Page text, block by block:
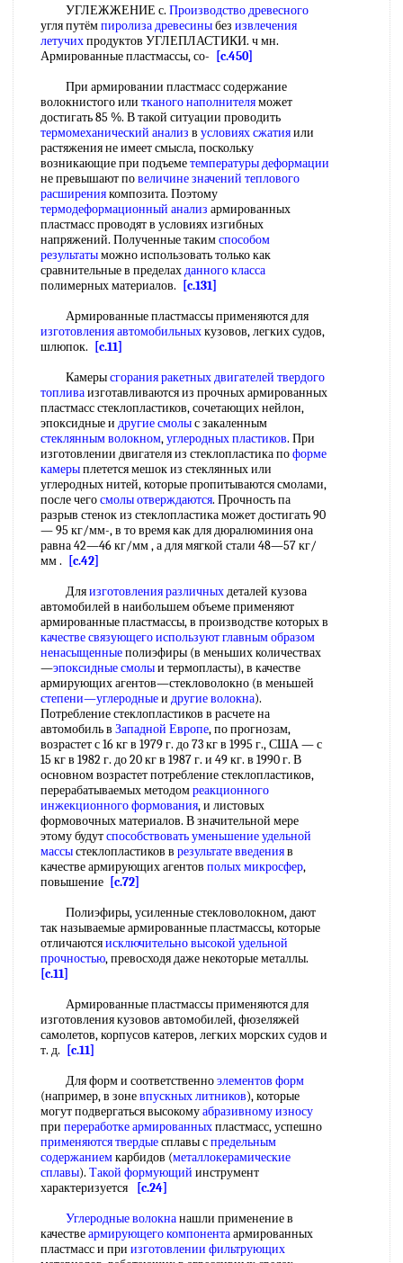
УГЛЕЖЖЕНИЕ с. Производство древесного
угля путёмпиролиза древесиныбез извлечения
летучихпродуктов УГЛЕПЛАСТИКИ. ч мн.
Армированные пластмассы, со-
[c.450]
При армировании пластмасс содержание
волокнистого или тканого наполнителяможет
достигать 85 %. В такой ситуации проводить
термомеханический анализ в условиях сжатияили
растяжения не имеет смысла, поскольку
возникающие при подъеметемпературы деформации
не превышают повеличине значений теплового
расширениякомпозита. Поэтому
термодеформационный анализ армированных
пластмасс проводят в условиях изгибных
напряжений. Полученные такимспособом
результатыможно использовать только как
сравнительные в пределахданного класса
полимерных материалов.
[c.131]
Армированные пластмассы применяются для
изготовления автомобильныхкузовов, легких судов,
шлюпок.
[c.11]
Камерысгорания ракетных двигателей твердого
топливаизготавливаются из прочных армированных
пластмасс стеклопластиков, сочетающих нейлон,
эпоксидные и другие смолыс закаленным
стеклянным волокном,углеродных пластиков. При
изготовлении двигателя из стеклопластика поформе
камерыплетется мешок из стеклянных или
углеродных нитей, которые пропитываются смолами,
после чегосмолы отверждаются. Прочность па
разрыв стенок из стеклопластика может достигать 90
— 95 кг/мм-, в то время как для дюралюминия она
равна 42—46 кг/мм , а для мягкой стали 48—57 кг/
мм .
[c.42]
Дляизготовления различныхдеталей кузова
автомобилей в наибольшем объеме применяют
армированные пластмассы, в производстве которых в
качестве связующегоиспользуют главнымобразом
ненасыщенныеполиэфиры (в меньших количествах
—эпоксидные смолыи термопласты), в качестве
армирующих агентов—стекловолокно (в меньшей
степени—углеродныеи другие волокна).
Потребление стеклопластиков в расчете на
автомобиль в Западной Европе, по прогнозам,
возрастет с 16 кг в 1979 г. до 73 кг в 1995 г., США — с
15 кг в 1982 г. до 20 кг в 1987 г. и 49 кг. в 1990 г. В
основном возрастет потребление стеклопластиков,
перерабатываемых методомреакционного
инжекционного формования, и листовых
формовочных материалов. В значительной мере
этому будутспособствовать уменьшениеудельной
массыстеклопластиков в результате введенияв
качестве армирующих агентов полых микросфер,
повышение [c.72]
Полиэфиры, усиленные стекловолокном, дают
так называемые армированные пластмассы, которые
отличаютсяисключительно высокой удельной
прочностью, превосходя даже некоторые металлы.
[c.11]
Армированные пластмассы применяются для
изготовления кузовов автомобилей, фюзеляжей
самолетов, корпусов катеров, легких морских судов и
т. д.
[c.11]
Для форм и соответственноэлементов форм
(например, в зоневпускных литников), которые
могут подвергаться высокомуабразивному износу
при переработке армированныхпластмасс, успешно
применяются твердыесплавы спредельным
содержаниемкарбидов (металлокерамические
сплавы). Такой формующий инструмент
характеризуется
[c.24]
Углеродные волокнанашли применение в
качествеармирующего компонентаармированных
пластмасс и при изготовлении фильтрующих